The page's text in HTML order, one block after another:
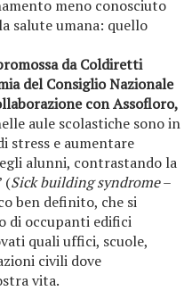
meno conosciuto
salute umana: quello
da Coldiretti
del Consiglio Nazionale
con Assofloro,
aule scolastiche sono in
stress e aumentare
alunni, contrastando la
(Sick building syndrome–
ben definito, che si
di occupanti edifici
quali uffici, scuole,
civili dove
vita.